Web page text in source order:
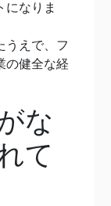
になりま
うえで、フ
の健全な経
な
て